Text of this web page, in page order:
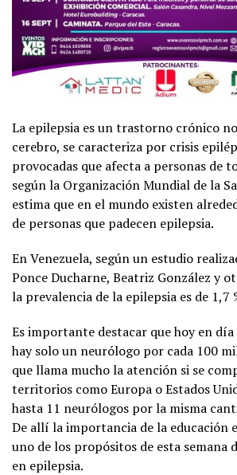
La epilepsia es un trastorno crónico
cerebro, se caracteriza por crisis
provocadas que afecta a personas de
según la Organización Mundial de la
estima que en el mundo existen
de personas que padecen epilepsia.
En Venezuela, según un estudio
Ponce Ducharne, Beatriz González y
la prevalencia de la epilepsia es de 1,7
Es importante destacar que hoy en
hay solo un neurólogo por cada 100
que llama mucho la atención si se
territorios como Europa o Estados
hasta 11 neurólogos por la misma
De allí la importancia de la educación
uno de los propósitos de esta semana
en epilepsia.